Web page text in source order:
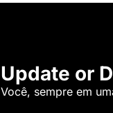
Update or
Você, sempre em